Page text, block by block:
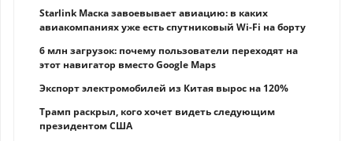
Starlink Маска завоевывает авиацию: в каких
авиакомпаниях уже есть спутниковый Wi-Fi на борту
6 млн загрузок: почему пользователи переходят на
этот навигатор вместо Google Maps
Экспорт электромобилей из Китая вырос на 120%
Трамп раскрыл, кого хочет видеть следующим
президентом США